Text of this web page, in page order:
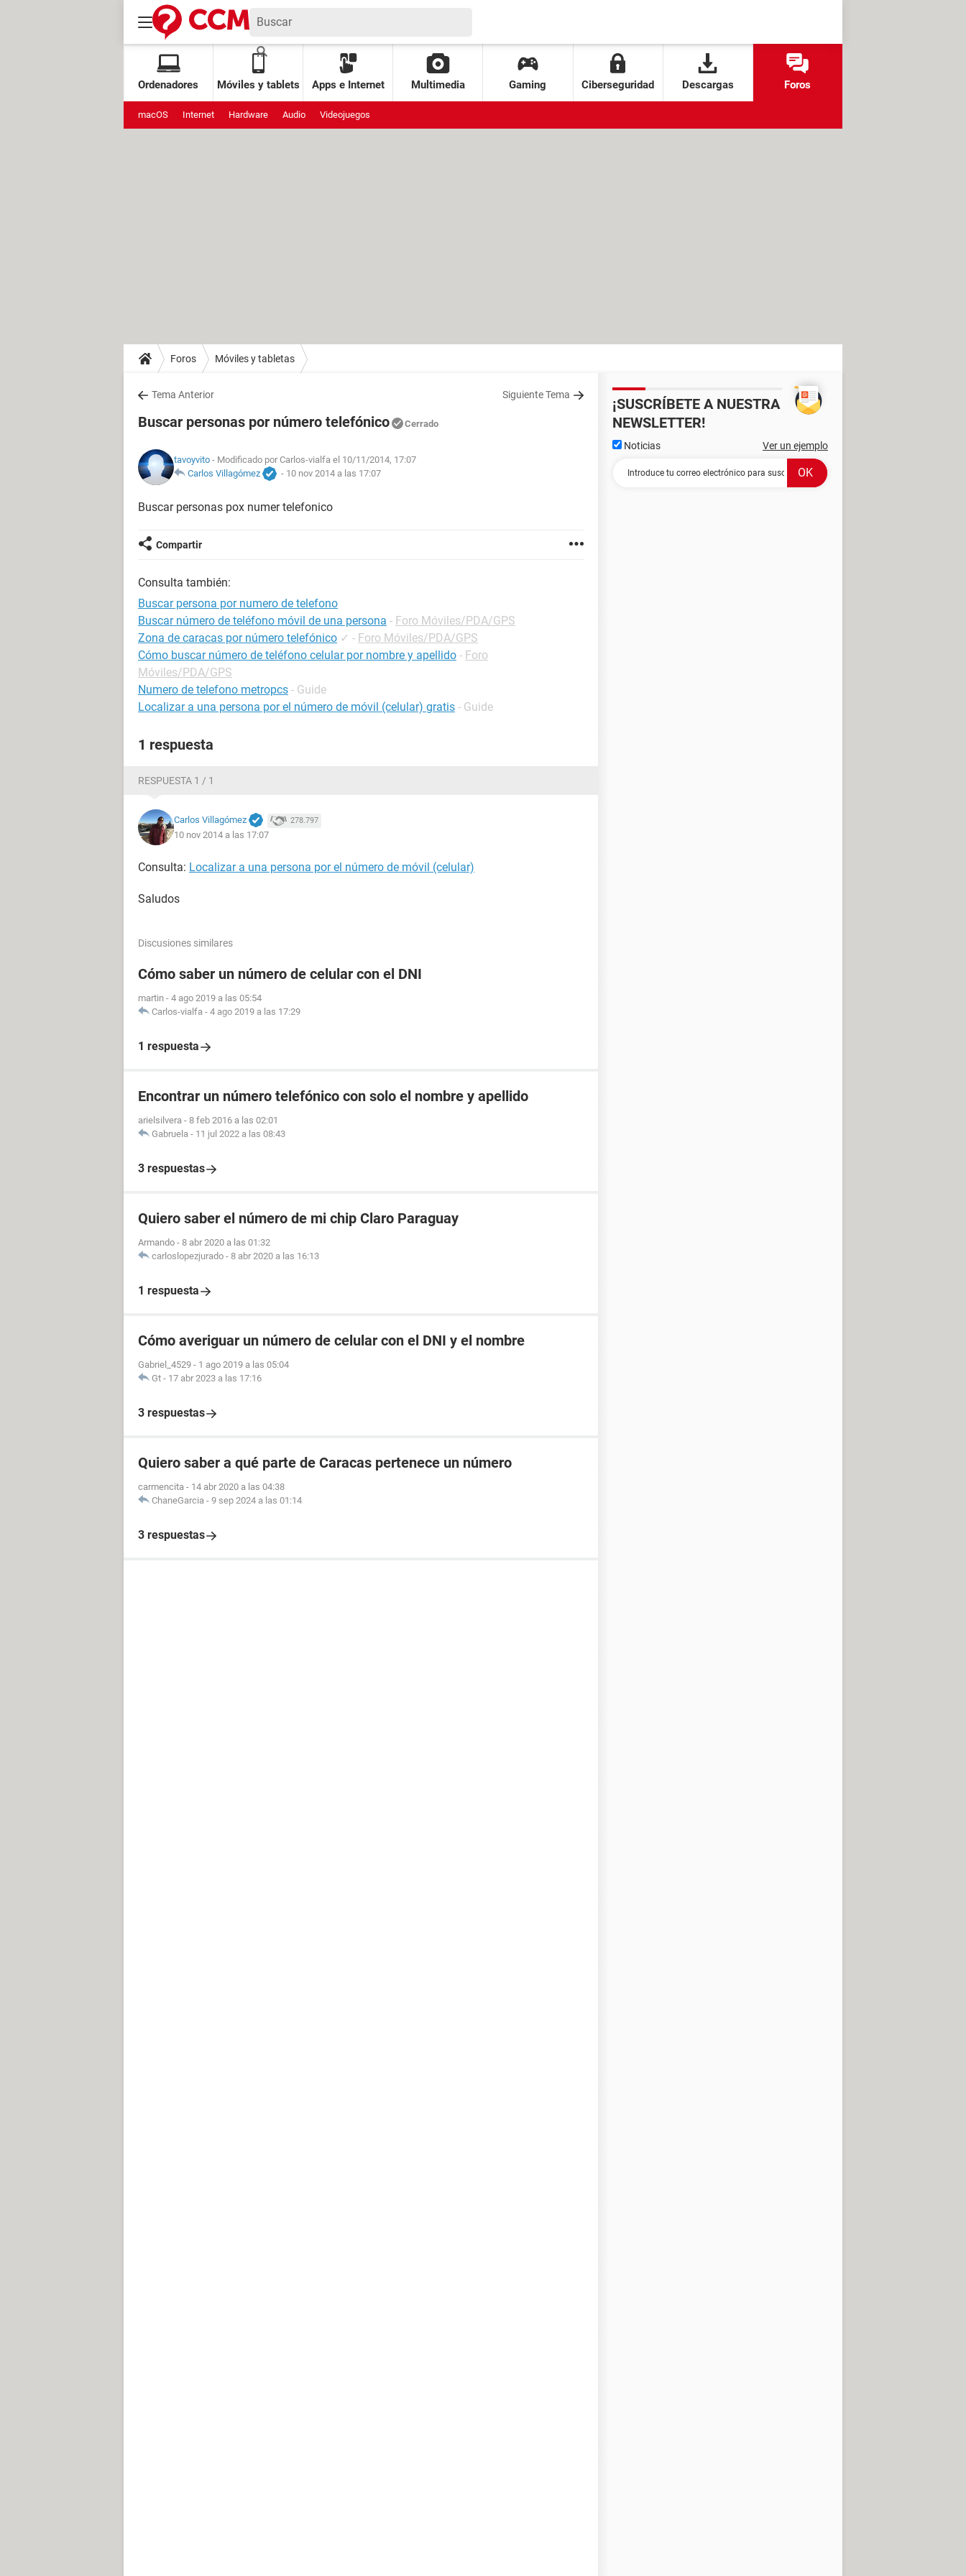
Ordenadores Móviles y tablets Apps e Internet Multimedia Gaming Ciberseguridad Descargas Foros
macOS Internet Hardware Audio Videojuegos
Foros Móviles y tabletas
Tema Anterior Siguiente Tema
Buscar personas por número telefónico Cerrado
tavoyvito - Modificado por Carlos-vialfa el 10/11/2014, 17:07
Carlos Villagómez
- 10 nov 2014 a las 17:07
Buscar personas pox numer telefonico
Compartir
Consulta también:
Buscar persona por numero de telefono
Buscar número de teléfono móvil de una persona - Foro Móviles/PDA/GPS
Zona de caracas por número telefónico ✓ - Foro Móviles/PDA/GPS
Cómo buscar número de teléfono celular por nombre y apellido - Foro
Móviles/PDA/GPS
Numero de telefono metropcs - Guide
Localizar a una persona por el número de móvil (celular) gratis - Guide
1 respuesta
RESPUESTA 1 / 1
Carlos Villagómez 278.797
10 nov 2014 a las 17:07
Consulta: Localizar a una persona por el número de móvil (celular)
Saludos
Discusiones similares
Cómo saber un número de celular con el DNI
martin - 4 ago 2019 a las 05:54
Carlos-vialfa - 4 ago 2019 a las 17:29
1 respuesta
Encontrar un número telefónico con solo el nombre y apellido
arielsilvera - 8 feb 2016 a las 02:01
Gabruela - 11 jul 2022 a las 08:43
3 respuestas
Quiero saber el número de mi chip Claro Paraguay
Armando - 8 abr 2020 a las 01:32
carloslopezjurado - 8 abr 2020 a las 16:13
1 respuesta
Cómo averiguar un número de celular con el DNI y el nombre
Gabriel_4529 - 1 ago 2019 a las 05:04
Gt - 17 abr 2023 a las 17:16
3 respuestas
Quiero saber a qué parte de Caracas pertenece un número
carmencita - 14 abr 2020 a las 04:38
ChaneGarcia - 9 sep 2024 a las 01:14
3 respuestas
¡SUSCRÍBETE A NUESTRA
NEWSLETTER!
Noticias Ver un ejemplo